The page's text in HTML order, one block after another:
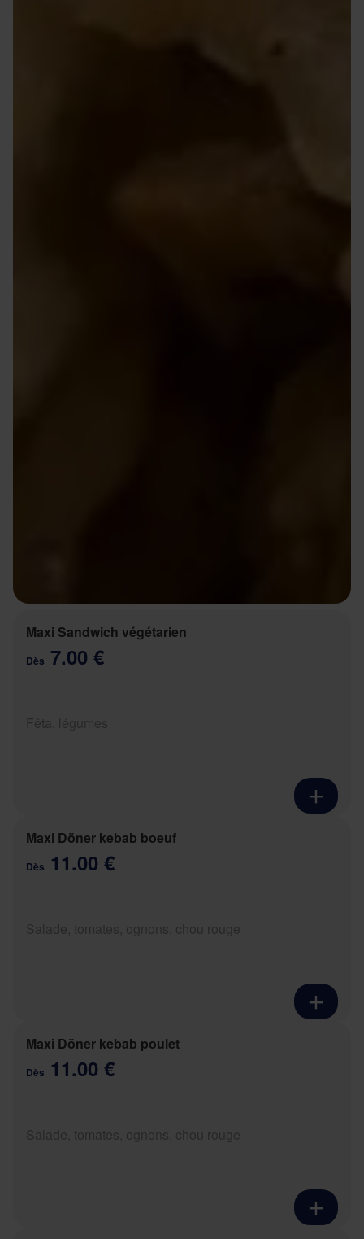
Maxi Sandwich végétarien
Dès 7.00 €
Maxi Döner kebab boeuf
Dès 11.00 €
Maxi Döner kebab poulet
Dès 11.00 €